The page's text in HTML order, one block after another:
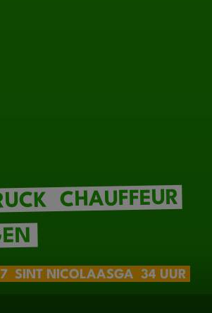
CHAUFFEUR
SINT NICOLAASGA 34 UUR